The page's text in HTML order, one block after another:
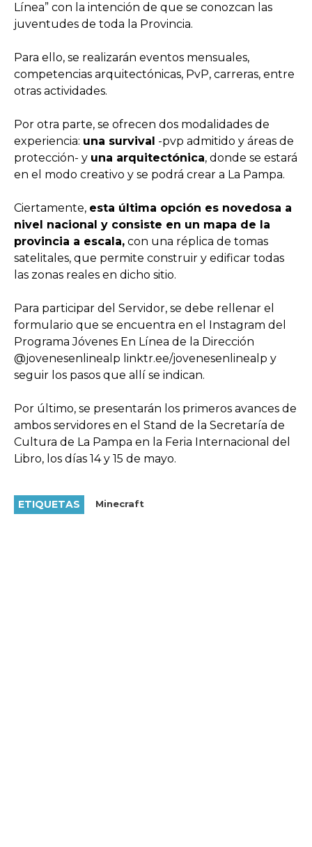
Línea” con la intención de que se conozcan las
juventudes de toda la Provincia.
Para ello, se realizarán eventos mensuales,
competencias arquitectónicas, PvP, carreras, entre
otras actividades.
Por otra parte, se ofrecen dos modalidades de
experiencia: una survival -pvp admitido y áreas de
protección- y una arquitectónica, donde se estará
en el modo creativo y se podrá crear a La Pampa.
Ciertamente, esta última opción es novedosa a
nivel nacional y consiste en un mapa de la
provincia a escala, con una réplica de tomas
satelitales, que permite construir y edificar todas
las zonas reales en dicho sitio.
Para participar del Servidor, se debe rellenar el
formulario que se encuentra en el Instagram del
Programa Jóvenes En Línea de la Dirección
@jovenesenlinealp linktr.ee/jovenesenlinealp y
seguir los pasos que allí se indican.
Por último, se presentarán los primeros avances de
ambos servidores en el Stand de la Secretaría de
Cultura de La Pampa en la Feria Internacional del
Libro, los días 14 y 15 de mayo.
ETIQUETAS Minecraft